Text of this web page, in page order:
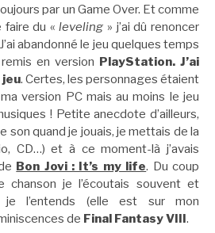
par un Game Over. Et comme
faire du «leveling » j’ai dû renoncer
abandonné le jeu quelques temps
en version PlayStation. J’ai
. Certes, les personnages étaient
version PC mais au moins le jeu
! Petite anecdote d’ailleurs,
son quand je jouais, je mettais de la
CD…) et à ce moment-là j’avais
Bon Jovi : It’s my life. Du coup
chanson je l’écoutais souvent et
je l’entends (elle est sur mon
de Final Fantasy VIII.